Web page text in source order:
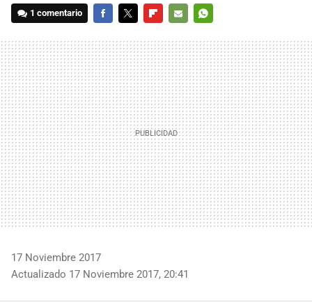
1 comentario
MAIL
17 Noviembre 2017
Actualizado 17 Noviembre 2017, 20:41